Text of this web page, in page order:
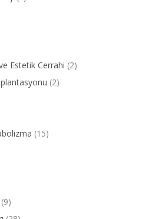
Estetik Cerrahi (2)
(2)
(15)
(9)